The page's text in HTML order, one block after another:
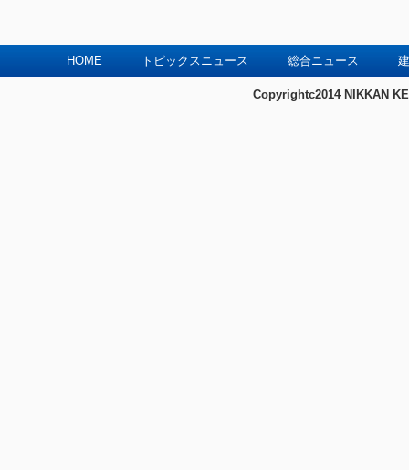
HOME トピックスニュース 総合ニュース
Copyrightc2014 NIKKAN